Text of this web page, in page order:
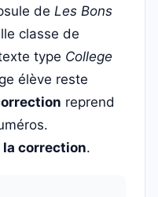
de Les Bons
classe de
type College
élève reste
reprend
la correction.